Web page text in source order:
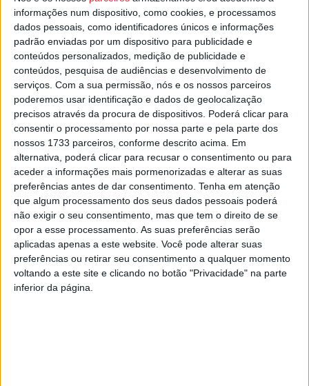
informações num dispositivo, como cookies, e processamos
dados pessoais, como identificadores únicos e informações
padrão enviadas por um dispositivo para publicidade e
conteúdos personalizados, medição de publicidade e
conteúdos, pesquisa de audiências e desenvolvimento de
serviços. Com a sua permissão, nós e os nossos parceiros
poderemos usar identificação e dados de geolocalização
precisos através da procura de dispositivos. Poderá clicar para
consentir o processamento por nossa parte e pela parte dos
nossos 1733 parceiros, conforme descrito acima. Em
alternativa, poderá clicar para recusar o consentimento ou para
aceder a informações mais pormenorizadas e alterar as suas
preferências antes de dar consentimento. Tenha em atenção
que algum processamento dos seus dados pessoais poderá
não exigir o seu consentimento, mas que tem o direito de se
opor a esse processamento. As suas preferências serão
aplicadas apenas a este website. Você pode alterar suas
preferências ou retirar seu consentimento a qualquer momento
voltando a este site e clicando no botão "Privacidade" na parte
inferior da página.
Fase de Apuramento de Campeão / 7.ª Jornada
Carvalhais 1 – Lamelas 1
Resende 0 – Mortágua 2
Lusitano 3 – Sátão 0
Sport Lisboa e Nelas 1 – Cinfães 0
Classificação
ºMortágua– 14 pontos (-1 jogo)
º Resende – 13
º Lusitano de Vildemoinhos – 12
º Cinfães 11